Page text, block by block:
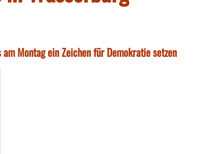
Montag ein Zeichen für Demokratie setzen